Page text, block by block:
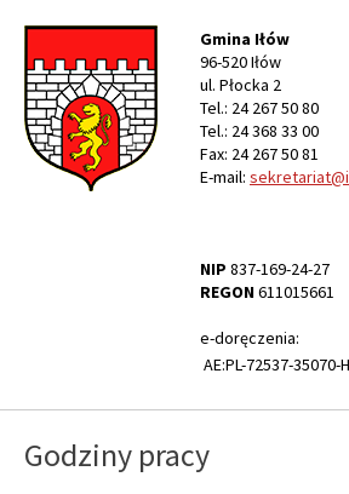
Gmina Iłów
96-520 Iłów
ul. Płocka 2
Tel.: 24 267 50 80
Tel.: 24 368 33 00
Fax: 24 267 50 81
E-mail:
NIP 837-169-24-27
REGON611015661
e-doręczenia:
AE:PL-72537-35070-
Godziny pracy